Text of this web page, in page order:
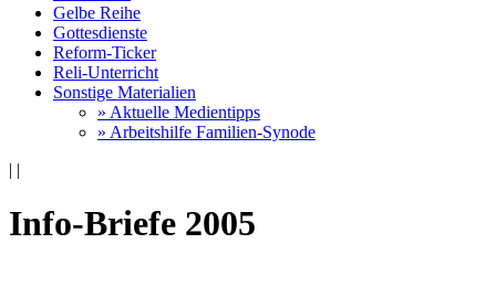
Gelbe Reihe
Gottesdienste
Reform-Ticker
Reli-Unterricht
Sonstige Materialien
» Aktuelle Medientipps
» Arbeitshilfe Familien-Synode
| |
Info-Briefe 2005